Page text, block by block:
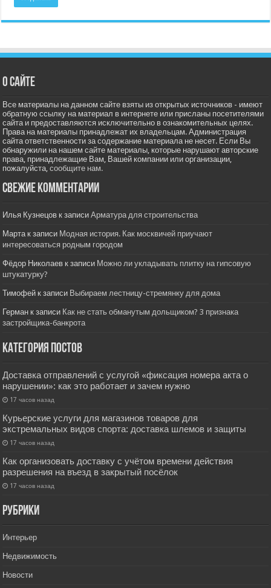
О сайте
Все материалы на данном сайте взяты из открытых источников - имеют
обратную ссылку на материал в интернете или присланы посетителями
сайта и предоставляются исключительно в ознакомительных целях.
Права на материалы принадлежат их владельцам. Администрация
сайта ответственности за содержание материала не несет. Если Вы
обнаружили на нашем сайте материалы, которые нарушают авторские
права, принадлежащие Вам, Вашей компании или организации,
пожалуйста,сообщите нам.
Свежие комментарии
Илья Кузнецов к записиАрматура для строительства
Мартак записи Модная история. Как москвичей приучают
интересоваться родным городом
Фёдор Николаев к записи Можно ли укладывать плитку на гипсовую
штукатурку?
Тимофей к записи Выбираем лестницу-стремянку для дома
Герман к записи Как не стать обманутым дольщиком? 3 признака
застройщика-банкрота
Категория постов
Доставка отправлений с услугой «фиксация номера акта о
нарушении»: как это работает и зачем нужно
17 часов назад
Курьерские услуги для магазинов товаров для
экстремальных видов спорта: доставка шлемов и защиты
17 часов назад
Как организовать доставку с учётом времени действия
разрешения на въезд в закрытый посёлок
17 часов назад
РУбрики
Интерьер
Недвижимость
Новости